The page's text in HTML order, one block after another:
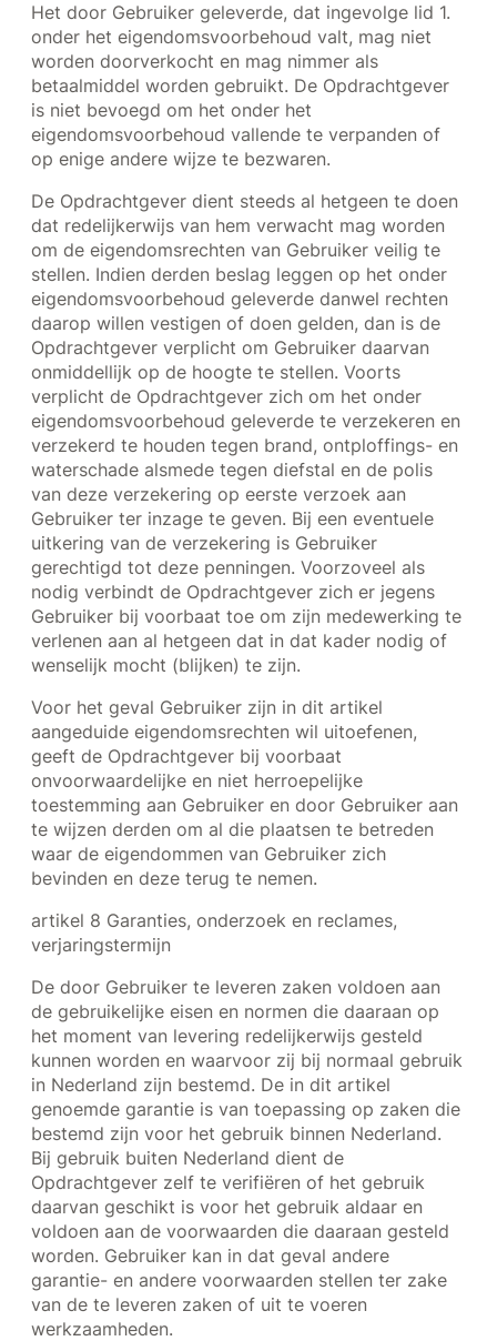
Het door Gebruiker geleverde, dat ingevolge lid 1.
onder het eigendomsvoorbehoud valt, mag niet
worden doorverkocht en mag nimmer als
betaalmiddel worden gebruikt. De Opdrachtgever
is niet bevoegd om het onder het
eigendomsvoorbehoud vallende te verpanden of
op enige andere wijze te bezwaren.
De Opdrachtgever dient steeds al hetgeen te doen
dat redelijkerwijs van hem verwacht mag worden
om de eigendomsrechten van Gebruiker veilig te
stellen. Indien derden beslag leggen op het onder
eigendomsvoorbehoud geleverde danwel rechten
daarop willen vestigen of doen gelden, dan is de
Opdrachtgever verplicht om Gebruiker daarvan
onmiddellijk op de hoogte te stellen. Voorts
verplicht de Opdrachtgever zich om het onder
eigendomsvoorbehoud geleverde te verzekeren en
verzekerd te houden tegen brand, ontploffings- en
waterschade alsmede tegen diefstal en de polis
van deze verzekering op eerste verzoek aan
Gebruiker ter inzage te geven. Bij een eventuele
uitkering van de verzekering is Gebruiker
gerechtigd tot deze penningen. Voorzoveel als
nodig verbindt de Opdrachtgever zich er jegens
Gebruiker bij voorbaat toe om zijn medewerking te
verlenen aan al hetgeen dat in dat kader nodig of
wenselijk mocht (blijken) te zijn.
Voor het geval Gebruiker zijn in dit artikel
aangeduide eigendomsrechten wil uitoefenen,
geeft de Opdrachtgever bij voorbaat
onvoorwaardelijke en niet herroepelijke
toestemming aan Gebruiker en door Gebruiker aan
te wijzen derden om al die plaatsen te betreden
waar de eigendommen van Gebruiker zich
bevinden en deze terug te nemen.
artikel 8 Garanties, onderzoek en reclames,
verjaringstermijn
De door Gebruiker te leveren zaken voldoen aan
de gebruikelijke eisen en normen die daaraan op
het moment van levering redelijkerwijs gesteld
kunnen worden en waarvoor zij bij normaal gebruik
in Nederland zijn bestemd. De in dit artikel
genoemde garantie is van toepassing op zaken die
bestemd zijn voor het gebruik binnen Nederland.
Bij gebruik buiten Nederland dient de
Opdrachtgever zelf te verifiëren of het gebruik
daarvan geschikt is voor het gebruik aldaar en
voldoen aan de voorwaarden die daaraan gesteld
worden. Gebruiker kan in dat geval andere
garantie- en andere voorwaarden stellen ter zake
van de te leveren zaken of uit te voeren
werkzaamheden.